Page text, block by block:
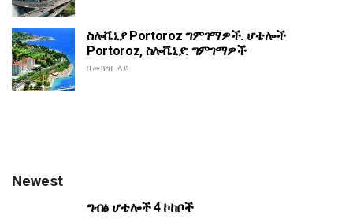
ስሎቬኒያ Portoroz ግምገማዎች. ሆቴሎች
Portoroz, ስሎቬኒያ: ግምገማዎች
በመጓዝ ላይ
Newest
ግብፅ ሆቴሎች 4 ኮከቦች